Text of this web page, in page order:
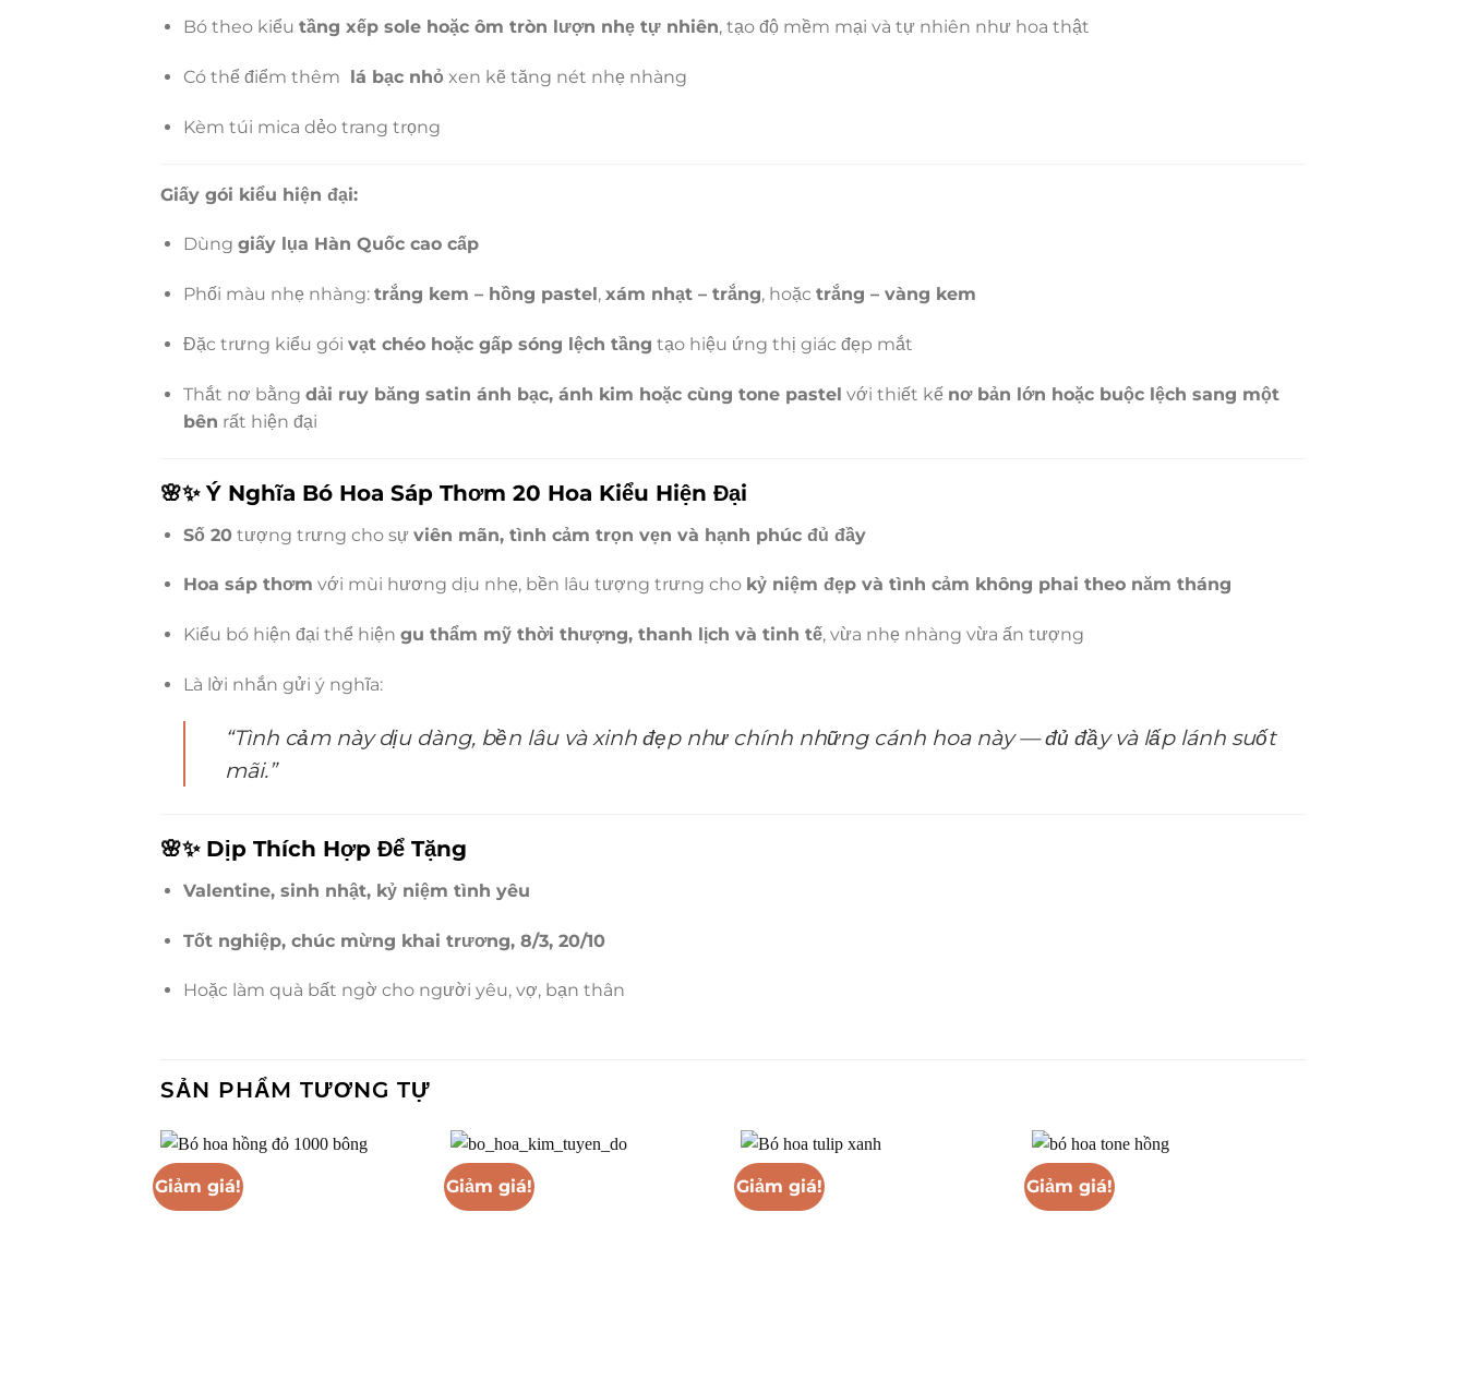
Bó theo kiểu tầng xếp sole hoặc ôm tròn lượn nhẹ tự nhiên, tạo độ mềm mại và tự nhiên như hoa thật
Có thể điểm thêm lá bạc nhỏ xen kẽ tăng nét nhẹ nhàng
Kèm túi mica dẻo trang trọng
Giấy gói kiểu hiện đại:
Dùng giấy lụa Hàn Quốc cao cấp
Phối màu nhẹ nhàng: trắng kem – hồng pastel , xám nhạt – trắng, hoặc trắng – vàng kem
Đặc trưng kiểu gói vạt chéo hoặc gấp sóng lệch tầng tạo hiệu ứng thị giác đẹp mắt
Thắt nơ bằng dải ruy băng satin ánh bạc, ánh kim hoặc cùng tone pastel với thiết kế nơ bản lớn hoặc buộc lệch sang một
bên rất hiện đại
🌸✨ Ý Nghĩa Bó Hoa Sáp Thơm 20 Hoa Kiểu Hiện Đại
Số 20tượng trưng cho sự viên mãn, tình cảm trọn vẹn và hạnh phúc đủ đầy
Hoa sáp thơm với mùi hương dịu nhẹ, bền lâu tượng trưng cho kỷ niệm đẹp và tình cảm không phai theo năm tháng
Kiểu bó hiện đại thể hiện gu thẩm mỹ thời thượng, thanh lịch và tinh tế, vừa nhẹ nhàng vừa ấn tượng
Là lời nhắn gửi ý nghĩa:
“Tình cảm này dịu dàng, bền lâu và xinh đẹp như chính những cánh hoa này — đủ đầy và lấp lánh suốt
mãi.”
🌸✨ Dịp Thích Hợp Để Tặng
Valentine, sinh nhật, kỷ niệm tình yêu
Tốt nghiệp, chúc mừng khai trương, 8/3, 20/10
Hoặc làm quà bất ngờ cho người yêu, vợ, bạn thân
SẢN PHẨM TƯƠNG TỰ
Giảm giá! Giảm giá! Giảm giá! Giảm giá!